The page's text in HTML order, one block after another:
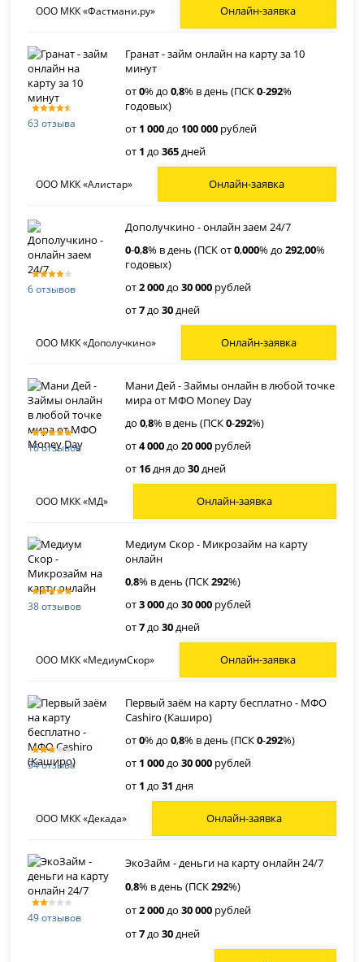
ООО МКК «Фастмани.ру» Онлайн-заявка
63 отзыва
Гранат - займ онлайн на карту за 10
минут
от0% до0,8% в день (ПСК0-292%
годовых)
от 1 000до 100 000 рублей
от 1 до365дней
ООО МКК «Алистар» Онлайн-заявка
6 отзывов
Дополучкино - онлайн заем 24/7
0-0,8% в день (ПСК от0,000% до292,00%
годовых)
от2 000до30 000 рублей
от7до30дней
ООО МКК «Дополучкино» Онлайн-заявка
16 отзывов
Мани Дей - Займы онлайн в любой точке
мира от МФО Money Day
до0,8% в день (ПСК0-292%)
от4 000до20 000 рублей
от 16дня до30дней
ООО МКК «МД» Онлайн-заявка
38 отзывов
Медиум Скор - Микрозайм на карту
онлайн
0,8% в день (ПСК292%)
от3 000до30 000 рублей
от7до30дней
ООО МКК «МедиумСкор» Онлайн-заявка
34 отзыва
Первый заём на карту бесплатно - МФО
Cashiro (Каширо)
от0% до0,8% в день (ПСК0-292%)
от 1 000до30 000 рублей
от 1 до31 дня
ООО МКК «Декада» Онлайн-заявка
49 отзывов
ЭкоЗайм - деньги на карту онлайн 24/7
0,8% в день (ПСК292%)
от2 000до30 000 рублей
от7до30дней